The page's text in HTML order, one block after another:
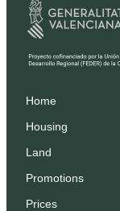
Home
Housing
Land
Promotions
Prices